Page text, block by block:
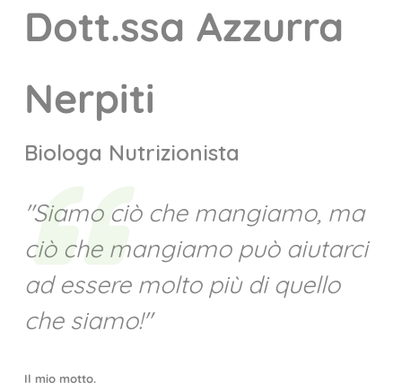
Dott.ssa Azzurra
Nerpiti
Biologa Nutrizionista
"Siamo ciò che mangiamo, ma
ciò che mangiamo può aiutarci
ad essere molto più di quello
che siamo!"
Il mio motto.